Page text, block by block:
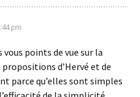
pm
vous points de vue sur la
propositions d’Hervé et de
parce qu’elles sont simples